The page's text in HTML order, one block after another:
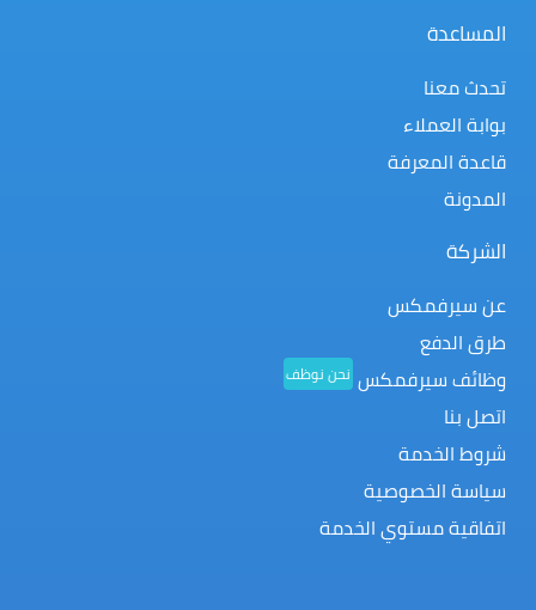
المساعدة
تحدث معنا
بوابة العملاء
قاعدة المعرفة
المدونة
الشركة
عن سيرفمكس
طرق الدفع
وظائف سيرفمكس نحن نوظف
اتصل بنا
شروط الخدمة
سياسة الخصوصية
اتفاقية مستوي الخدمة